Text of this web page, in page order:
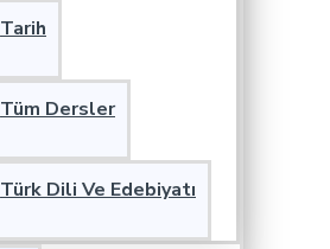
Tarih
Tüm Dersler
Türk Dili Ve Edebiyatı